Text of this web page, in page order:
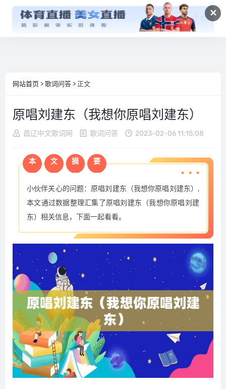
✕
网站首页 > 歌词问答 > 正文
原唱刘建东（我想你原唱刘建东）
昌辽中文歌词网 歌词问答 2023-02-06 11:15:08
本 文 摘 要
小伙伴关心的问题：原唱刘建东（我想你原唱刘建东）,
本文通过数据整理汇集了原唱刘建东（我想你原唱刘建
东）相关信息，下面一起看看。